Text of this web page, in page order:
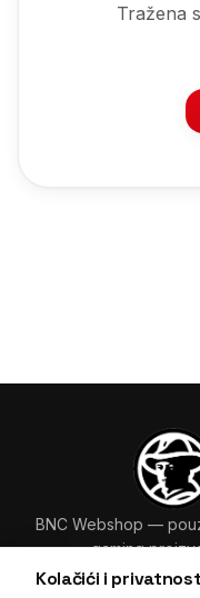
Kolačići i privatnost
Tražena
BNC Webshop —
gaming